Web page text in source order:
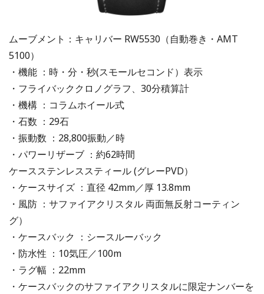
ムーブメント：キャリバー RW5530（自動巻き・AMT
5100）
・機能 ：時・分・秒(スモールセコンド）表示
・フライバッククロノグラフ、30分積算計
・機構 ：コラムホイール式
・石数 ：29石
・振動数 ：28,800振動／時
・パワーリザーブ ：約62時間
ケースステンレススティール (グレーPVD）
・ケースサイズ ：直径 42mm／厚 13.8mm
・風防 ：サファイアクリスタル 両面無反射コーティン
グ）
・ケースバック ：シースルーバック
・防水性 ：10気圧／100m
・ラグ幅 ：22mm
・ケースバックのサファイアクリスタルに限定ナンバーを